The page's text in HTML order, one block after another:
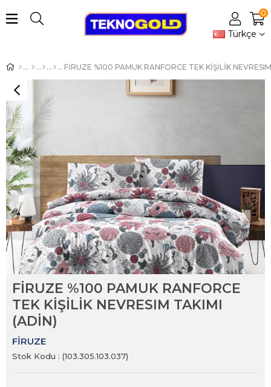
Türkçe
0
FİRUZE %100 PAMUK RANFORCE
TEK KİŞİLİK NEVRESIM TAKIMI
(ADİN)
FİRUZE
Stok Kodu (103.305.103.037)